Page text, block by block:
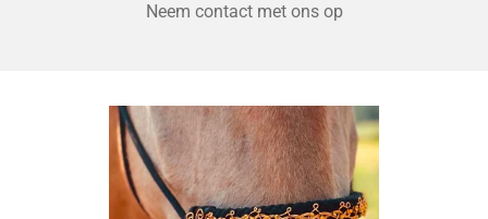
Neem contact met ons op